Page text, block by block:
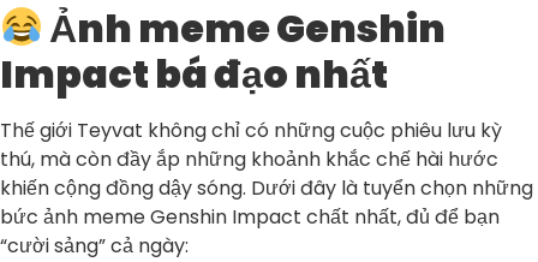
Ảnh meme Genshin
Impact bá đạo nhất
Thế giới Teyvat không chỉ có những cuộc phiêu lưu kỳ
thú, mà còn đầy ắp những khoảnh khắc chế hài hước
khiến cộng đồng dậy sóng. Dưới đây là tuyển chọn những
bức ảnh meme Genshin Impact chất nhất, đủ để bạn
“cười sảng” cả ngày: